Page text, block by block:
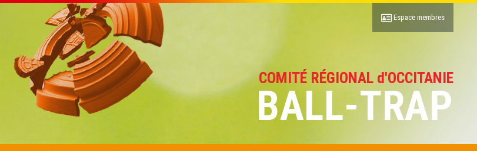
COMITÉ RÉGIONAL d'OCCITANIE
BALL-TRAP
Espace membres